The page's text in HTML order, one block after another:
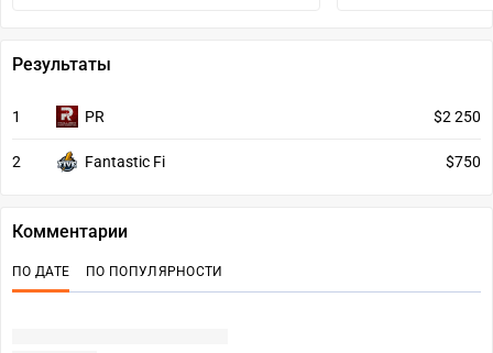
Результаты
1 PR $2 250
2 Fantastic Fi $750
Комментарии
ПО ДАТЕ ПО ПОПУЛЯРНОСТИ